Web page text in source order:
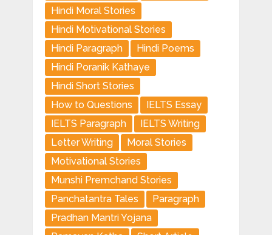
Hindi Moral Stories
Hindi Motivational Stories
Hindi Paragraph
Hindi Poems
Hindi Poranik Kathaye
Hindi Short Stories
How to Questions
IELTS Essay
IELTS Paragraph
IELTS Writing
Letter Writing
Moral Stories
Motivational Stories
Munshi Premchand Stories
Panchatantra Tales
Paragraph
Pradhan Mantri Yojana